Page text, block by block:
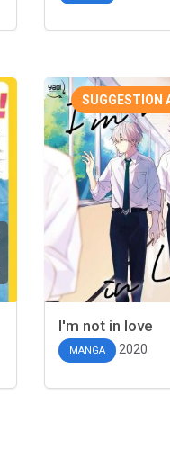
SUGGESTION
I'm not in love
MANGA 2020